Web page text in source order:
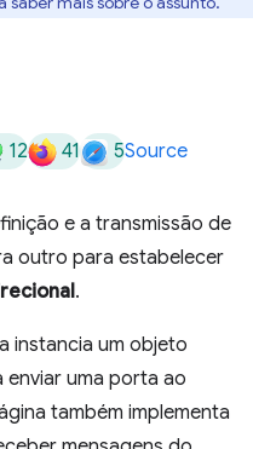
12 41 5Source
e a transmissão de
outro para estabelecer
.
instancia um objeto
enviar uma porta ao
também implementa